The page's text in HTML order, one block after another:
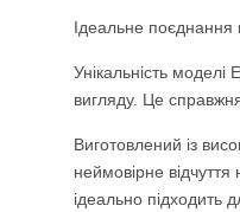
Ідеальне поєднання
Унікальність
вигляду. Це
Виготовлений із
неймовірне відчуття
ідеально підходить